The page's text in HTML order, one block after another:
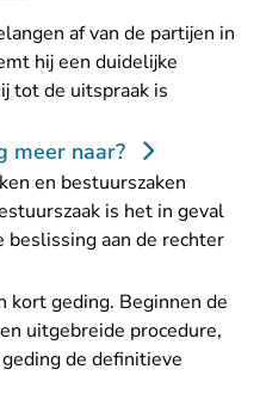
af van de partijen in
hij een duidelijke
tot de uitspraak is
meer naar?
en bestuurszaken
is het in geval
aan de rechter
kort geding. Beginnen de
uitgebreide procedure,
de definitieve